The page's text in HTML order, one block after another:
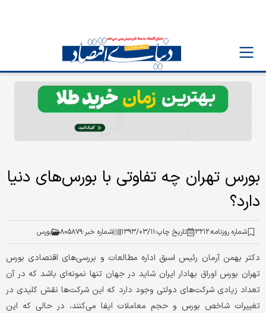
بورس تهران چه تفاوتی با بورس‌های دنیا
دارد؟
شماره روزنامه:۳۲۱۲ تاریخ چاپ:۱۳۹۳/۰۳/۱۱ شماره خبر:۸۰۵۸۷۹ بورس
دکتر بهمن آرمان رئیس اسبق اداره مطالعات و بررسی‌های اقتصادی بورس
تهران بورس اوراق بهادار ایران شاید در جهان تنها نمونه‌ای باشد که در آن
تعداد زیادی شرکت‌های دولتی وجود دارد که این شرکت‌ها نقش کلیدی در
تغییرات شاخص بورس و حجم معاملات ایفا می‌کنند، در حالی که این